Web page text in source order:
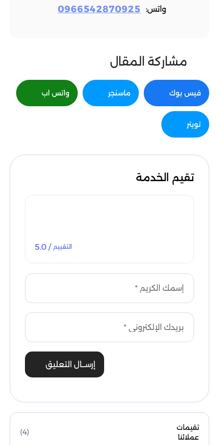
واتس: 0966542870925
مشاركة المقال
فيس بوك ماسنجر واتس اب
تويتر
تقيم الخدمة
التقييم / 5.0
إرســال التعليق
تقيمات
عملائنا
(4)